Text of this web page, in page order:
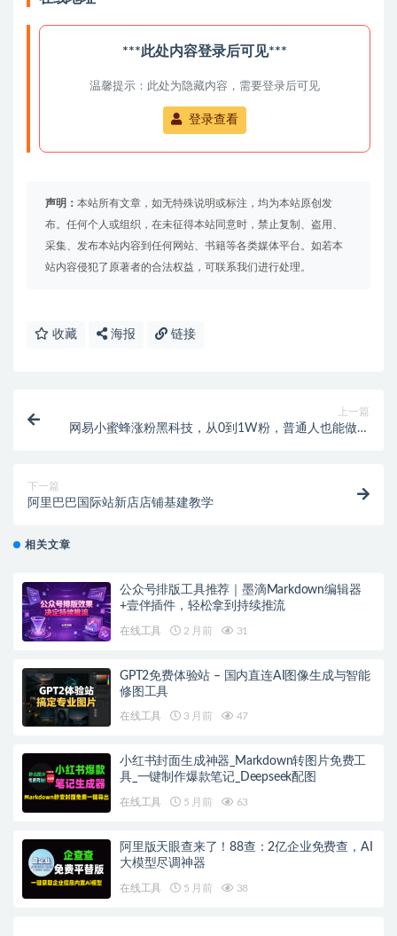
***此处内容登录后可见***
温馨提示：此处为隐藏内容，需要登录后可见
登录查看
声明： 本站所有文章，如无特殊说明或标注，均为本站原创发
布。任何个人或组织，在未征得本站同意时，禁止复制、盗用、
采集、发布本站内容到任何网站、书籍等各类媒体平台。如若本
站内容侵犯了原著者的合法权益，可联系我们进行处理。
收藏 海报 链接
上一篇
网易小蜜蜂涨粉黑科技，从0到1W粉，普通人也能做到
下一篇
阿里巴巴国际站新店店铺基建教学
相关文章
公众号排版工具推荐｜墨滴Markdown编辑器
+壹伴插件，轻松拿到持续推流
在线工具 2 月前 31
GPT2免费体验站 – 国内直连AI图像生成与智能
修图工具
在线工具 3 月前 47
小红书封面生成神器_Markdown转图片免费工
具_一键制作爆款笔记_Deepseek配图
在线工具 5 月前 63
阿里版天眼查来了！88查：2亿企业免费查，AI
大模型尽调神器
在线工具 5 月前 38